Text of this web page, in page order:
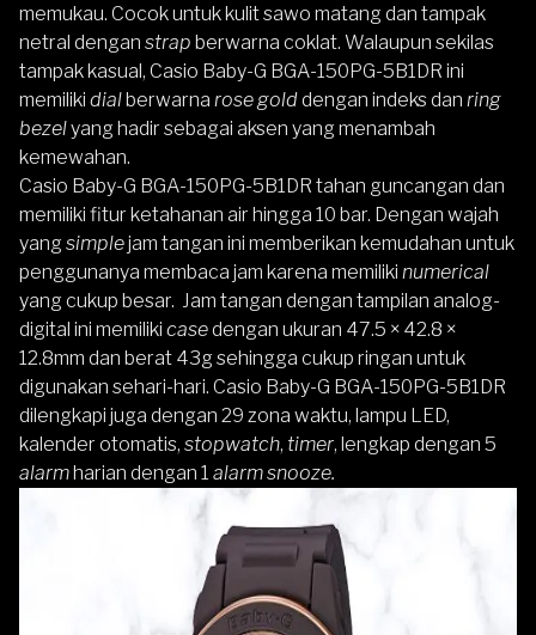
memukau. Cocok untuk kulit sawo matang dan tampak
netral dengan strap berwarna coklat. Walaupun sekilas
tampak kasual, Casio Baby-G BGA-150PG-5B1DR ini
memiliki dialberwarna rose golddengan indeks dan ring
bezelyang hadir sebagai aksen yang menambah
kemewahan.
Casio Baby-G BGA-150PG-5B1DR tahan guncangan dan
memiliki fitur ketahanan air hingga 10 bar. Dengan wajah
yang simplejam tangan ini memberikan kemudahan untuk
penggunanya membaca jam karena memiliki numerical
yang cukup besar. Jam tangan dengan tampilan analog-
digital ini memiliki casedengan ukuran 47.5 × 42.8 ×
12.8mm dan berat 43g sehingga cukup ringan untuk
digunakan sehari-hari. Casio Baby-G BGA-150PG-5B1DR
dilengkapi juga dengan 29 zona waktu, lampu LED,
kalender otomatis, stopwatch, timer, lengkap dengan 5
alarmharian dengan 1 alarm snooze.